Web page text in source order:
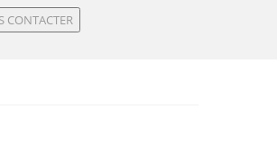
CONTACTER